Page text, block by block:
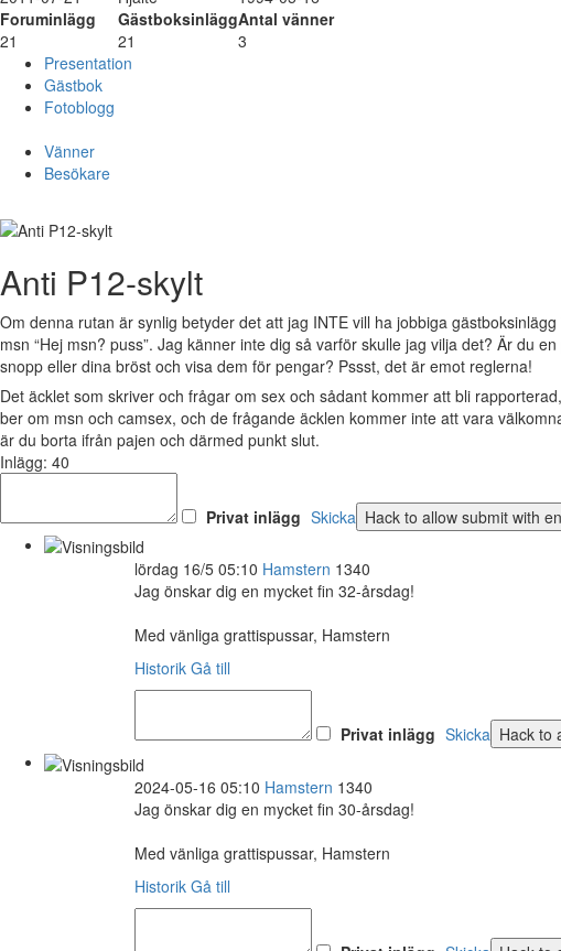
Foruminlägg
GästboksinläggAntal vänner
21
21
3
Presentation
Gästbok
Fotoblogg
Vänner
Besökare
Anti P12-skylt
Om denna rutan är synlig betyder det att jag INTE vill ha jobbiga
msn “Hej msn? puss”. Jag känner inte dig så varför skulle jag vilja det? Är du
snopp eller dina bröst och visa dem för pengar? Pssst, det är emot reglerna!
Det äcklet som skriver och frågar om sex och sådant kommer att bli
ber om msn och camsex, och de frågande äcklen kommer inte att vara
är du borta ifrån pajen och därmed punkt slut.
Inlägg: 40
Privat inlägg Skicka
lördag 16/5 05:10 Hamstern 1340
Jag önskar dig en mycket fin 32-årsdag!
Med vänliga grattispussar, Hamstern
Historik Gå till
Privat inlägg Skicka
2024-05-16 05:10 Hamstern 1340
Jag önskar dig en mycket fin 30-årsdag!
Med vänliga grattispussar, Hamstern
Historik Gå till